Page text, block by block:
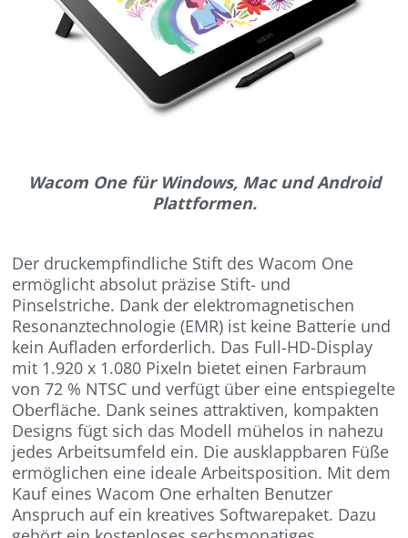
Wacom One für Windows, Mac und Android
Plattformen.
Der druckempfindliche Stift des Wacom One
ermöglicht absolut präzise Stift- und
Pinselstriche. Dank der elektromagnetischen
Resonanztechnologie (EMR) ist keine Batterie und
kein Aufladen erforderlich. Das Full-HD-Display
mit 1.920 x 1.080 Pixeln bietet einen Farbraum
von 72 % NTSC und verfügt über eine entspiegelte
Oberfläche. Dank seines attraktiven, kompakten
Designs fügt sich das Modell mühelos in nahezu
jedes Arbeitsumfeld ein. Die ausklappbaren Füße
ermöglichen eine ideale Arbeitsposition. Mit dem
Kauf eines Wacom One erhalten Benutzer
Anspruch auf ein kreatives Softwarepaket. Dazu